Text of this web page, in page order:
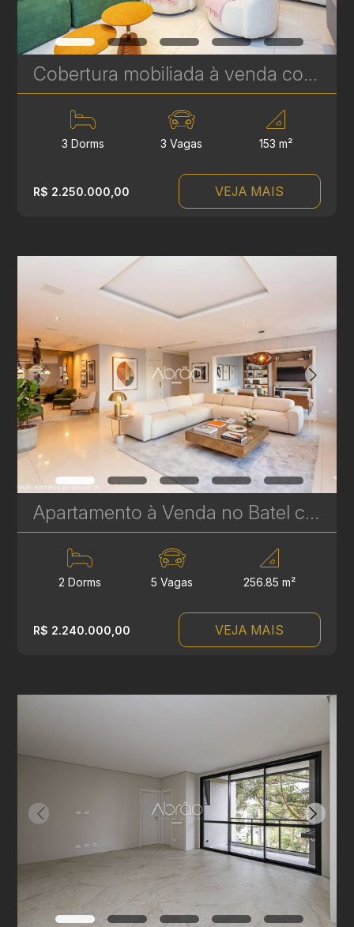
Cobertura mobiliada à venda com 3 suítes no Hugo Lange - 204 m² - Niob Graciosa | Ref. 1785
3 Dorms 3 Vagas 153 m²
R$ 2.250.000,00 VEJA MAIS
Apartamento à Venda no Batel com 2 Suítes – 256 m² | Sofisticação, Amplitude e Localização Premium | Ref 329
2 Dorms 5 Vagas 256.85 m²
R$ 2.240.000,00 VEJA MAIS